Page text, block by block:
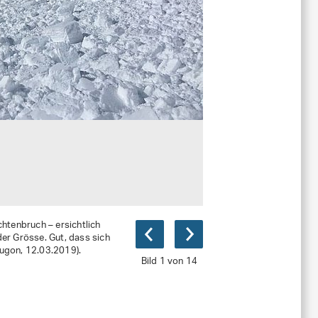
Bild 1 von 14
– ersichtlich
Grösse. Gut, dass sich
12.03.2019).